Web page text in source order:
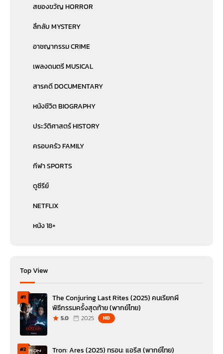
สยองขวัญ HORROR
ลึกลับ MYSTERY
อาชญากรรม CRIME
เพลงดนตรี MUSICAL
สารคดี DOCUMENTARY
หนังชีวิต BIOGRAPHY
ประวัติศาสตร์ HISTORY
ครอบครัว FAMILY
กีฬา SPORTS
ดูซีรีย์
NETFLIX
หนัง 18+
Top View
#1
The Conjuring Last Rites (2025) คนเรียกผี
พิธีกรรมครั้งสุดท้าย (พากย์ไทย)
5.0 2025 HD
#2 Tron: Ares (2025) ทรอน: แอรีส (พากย์ไทย)